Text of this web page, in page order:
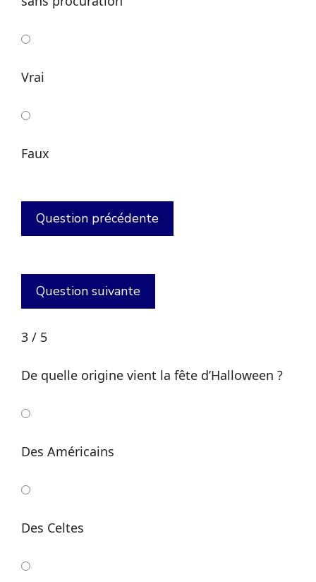
Vrai
Faux
3 / 5
De quelle origine vient la fête d’Halloween ?
Des Américains
Des Celtes